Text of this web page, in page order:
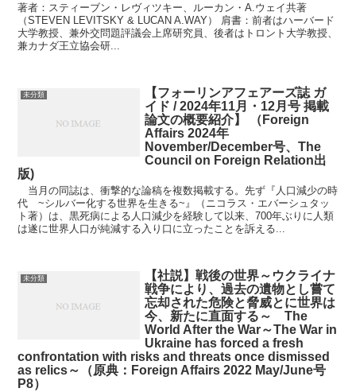
著者：スティーブン・レヴィツキー、ルーカン・A.ウェイ共著
（STEVEN LEVITSKY & LUCAN A.WAY） 肩書：前者はハーバード
大学教授、兼外交問題評議会上席研究員、後者はトロント大学教授、
兼カナダ王立協会研...
未分類
【フォーリンアフェアーズ誌 ガ
イド / 2024年11月・12月号 掲載
論文の概要紹介】 （Foreign
Affairs 2024年
November/December号、The
Council on Foreign Relation出
版)
当月の同誌は、衝撃的な論稿を複数掲載する。先ず『人口減少の時
代 ~シルバー化する世界を生きる~』（ニコラス・エバーシュタッ
ト著）は、黒死病による人口減少を経験して以来、700年ぶりに人類
は遂に世界人口が純減する入り口に立ったことを訴える...
未分類
【社説】戦後の世界～ウクライナ
戦争により、過去の遺物とし嘗て
忘却された危険と脅威とに世界は
今、新たに直面する～ The
World After the War～The War in
Ukraine has forced a fresh
confrontation with risks and threats once dismissed
as relics～（原典：Foreign Affairs 2022 May/June号
P8）